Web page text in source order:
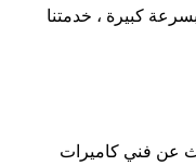
كبيرة ، خدمتنا
عن فني كاميرات